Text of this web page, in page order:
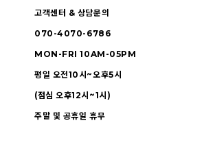
고객센터 & 상담문의
070-4070-6786
MON-FRI 10AM-05PM
평일 오전10시~오후5시
(점심 오후12시~1시)
주말 및 공휴일 휴무